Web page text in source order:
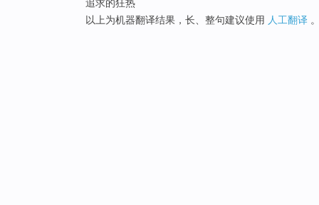
追求的狂热
以上为机器翻译结果，长、整句建议使用 人工翻译